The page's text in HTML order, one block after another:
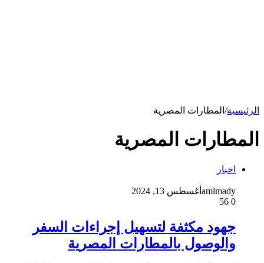
الرئيسية/ المطارات المصرية
المطارات المصرية
اخبار
amlmady أغسطس 13, 2024
0
جهود مكثفة لتسهيل إجراءات السفر
والوصول بالمطارات المصرية